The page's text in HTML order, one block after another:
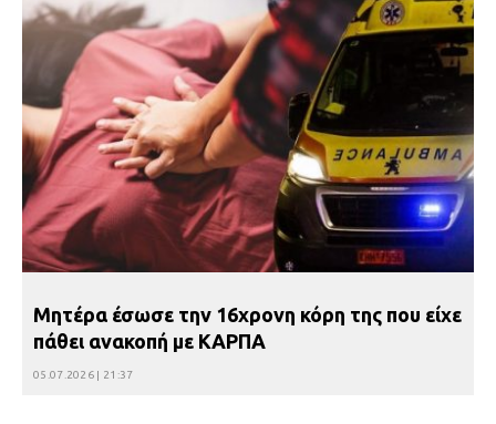
Μητέρα έσωσε την 16χρονη κόρη της που είχε
πάθει ανακοπή με ΚΑΡΠΑ
05.07.2026 | 21:37